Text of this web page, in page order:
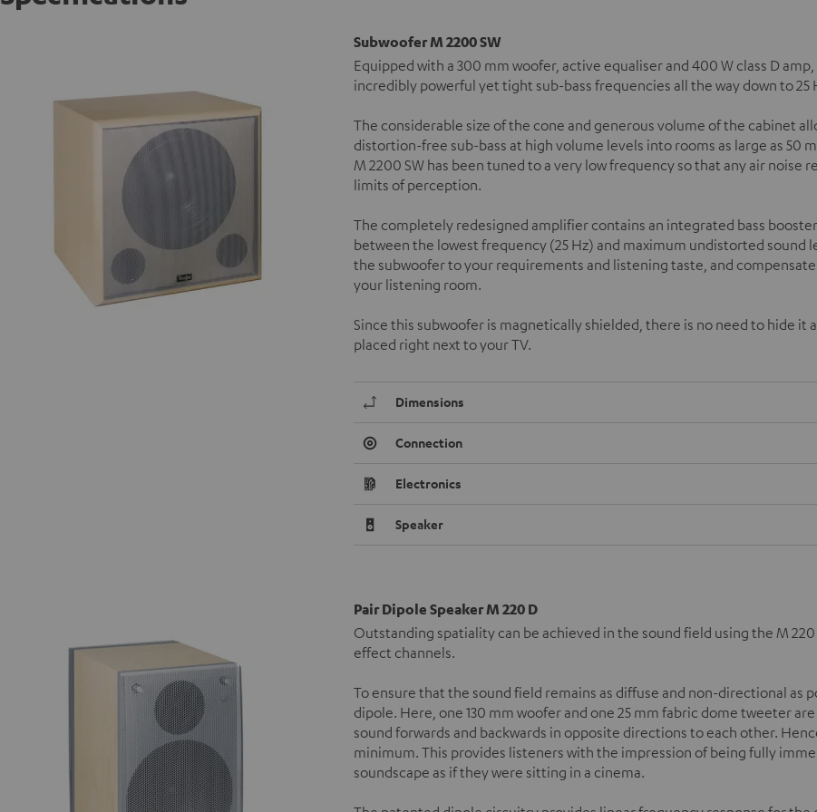
Subwoofer M 2200 SW
Equipped with a 300 mm woofer, active equaliser and 400 W class D
incredibly powerful yet tight sub-bass frequencies all the way down to 25
The considerable size of the cone and generous volume of the cabinet
distortion-free sub-bass at high volume levels into rooms as large as 50
M 2200 SW has been tuned to a very low frequency so that any air noise
limits of perception.
The completely redesigned amplifier contains an integrated bass
between the lowest frequency (25 Hz) and maximum undistorted sound
the subwoofer to your requirements and listening taste, and
your listening room.
Since this subwoofer is magnetically shielded, there is no need to hide it
placed right next to your TV.
Dimensions
Connection
Electronics
Speaker
Pair Dipole Speaker M 220 D
Outstanding spatiality can be achieved in the sound field using the M
effect channels.
To ensure that the sound field remains as diffuse and non-directional as
dipole. Here, one 130 mm woofer and one 25 mm fabric dome tweeter
sound forwards and backwards in opposite directions to each other.
minimum. This provides listeners with the impression of being fully
soundscape as if they were sitting in a cinema.